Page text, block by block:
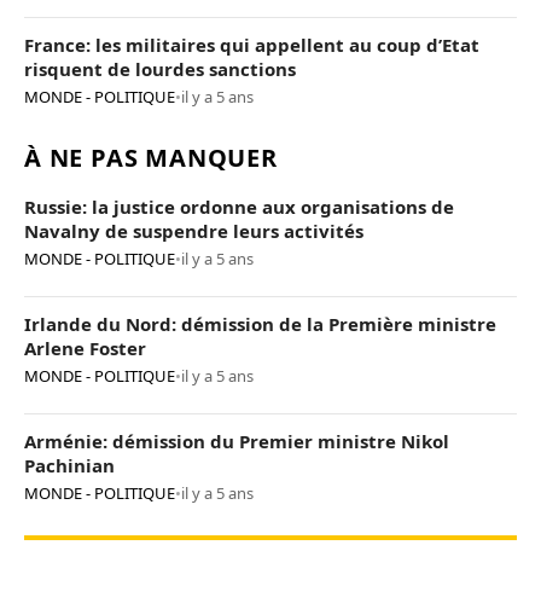
France: les militaires qui appellent au coup d’Etat
risquent de lourdes sanctions
MONDE - POLITIQUE•il y a 5 ans
À NE PAS MANQUER
Russie: la justice ordonne aux organisations de
Navalny de suspendre leurs activités
MONDE - POLITIQUE•il y a 5 ans
Irlande du Nord: démission de la Première ministre
Arlene Foster
MONDE - POLITIQUE•il y a 5 ans
Arménie: démission du Premier ministre Nikol
Pachinian
MONDE - POLITIQUE•il y a 5 ans